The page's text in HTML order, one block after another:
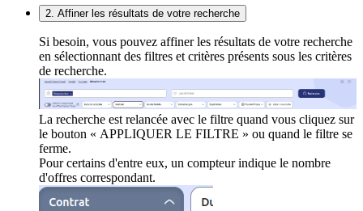
2. Affiner les résultats de votre recherche
Si besoin, vous pouvez affiner les résultats de votre recherche
en sélectionnant des filtres et critères présents sous les critères
de recherche.
La recherche est relancée avec le filtre quand vous cliquez sur
le bouton « APPLIQUER LE FILTRE » ou quand le filtre se
ferme.
Pour certains d'entre eux, un compteur indique le nombre
d'offres correspondant.